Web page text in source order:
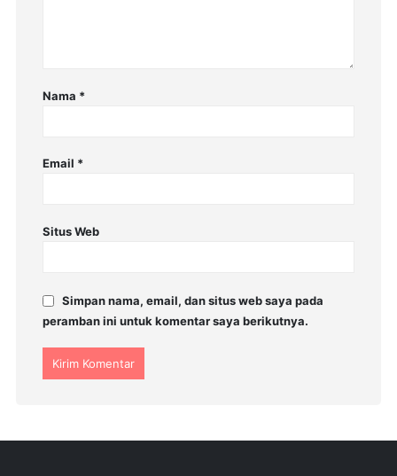
Nama *
Email *
Situs Web
Simpan nama, email, dan situs web saya pada
peramban ini untuk komentar saya berikutnya.